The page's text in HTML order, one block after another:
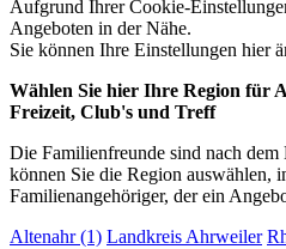
Aufgrund Ihrer Cookie-
Angeboten in der Nähe.
Sie können Ihre Einstellungen hier
Wählen Sie hier Ihre Region für
Freizeit, Club's und Treff
Die Familienfreunde sind nach
können Sie die Region auswählen,
Familienangehöriger, der ein
Altenahr (1) Landkreis Ahrweiler